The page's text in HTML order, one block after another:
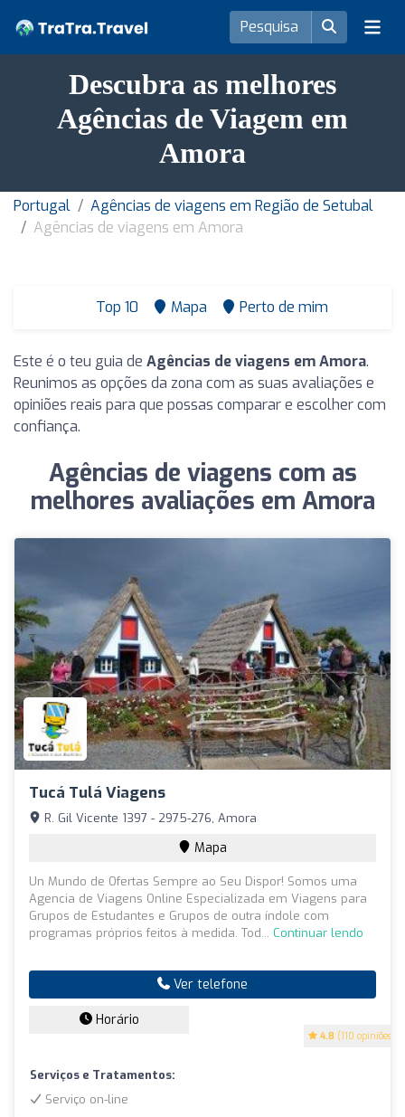
Descubra as melhores
Agências de Viagem em
Amora
Portugal
Agências de viagens em Região de Setubal
Agências de viagens em Amora
Top 10 Mapa Perto de mim
Este é o teu guia de Agências de viagens em Amora.
Reunimos as opções da zona com as suas avaliações e
opiniões reais para que possas comparar e escolher com
confiança.
Agências de viagens com as
melhores avaliações em Amora
Tucá Tulá Viagens
4.8 (110 opiniões)
R. Gil Vicente 1397 - 2975-276, Amora
Mapa
Un Mundo de Ofertas Sempre ao Seu Dispor! Somos uma
Agencia de Viagens Online Especializada em Viagens para
Grupos de Estudantes e Grupos de outra índole com
programas próprios feitos à medida. Tod... Continuar lendo
Ver telefone
Horário
Serviços e Tratamentos:
Serviço on-line